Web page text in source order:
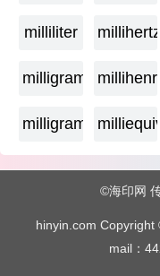
milliliter millihertz
milligrammemillihenry
milligram
©海印网
hinyin.com Copyright
mail：